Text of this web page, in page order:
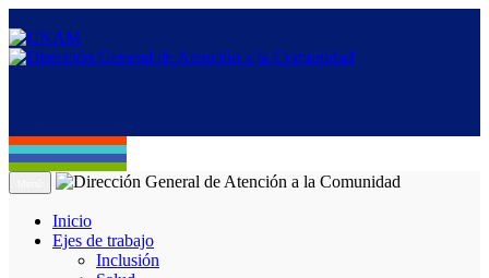
Inicio
Ejes de trabajo
Inclusión